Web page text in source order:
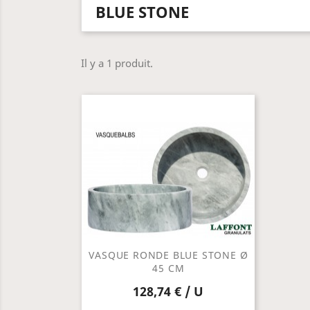
BLUE STONE
Il y a 1 produit.
VASQUE RONDE BLUE STONE Ø
45 CM
128,74 € / U